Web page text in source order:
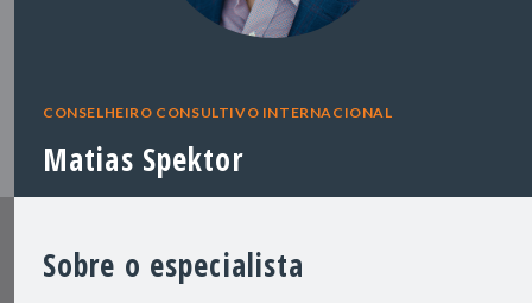
CONSELHEIRO CONSULTIVO INTERNACIONAL
Matias Spektor
Sobre o especialista